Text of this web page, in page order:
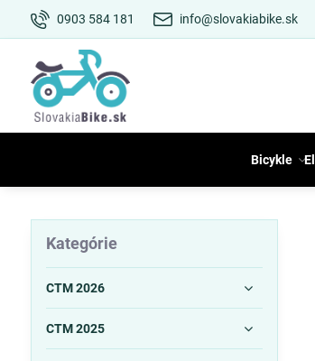
0903 584 181 info@slovakiabike.sk
Bicykle
Kategórie
CTM 2026
CTM 2025